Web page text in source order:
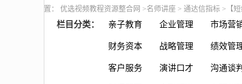
置： 优选视频教程资源整合网 >名师讲座 > 通达信指标 >【
栏目分类： 亲子教育 企业管理 市场营
财务资本 战略管理 绩效管
客户服务 演讲口才 沟通谈判